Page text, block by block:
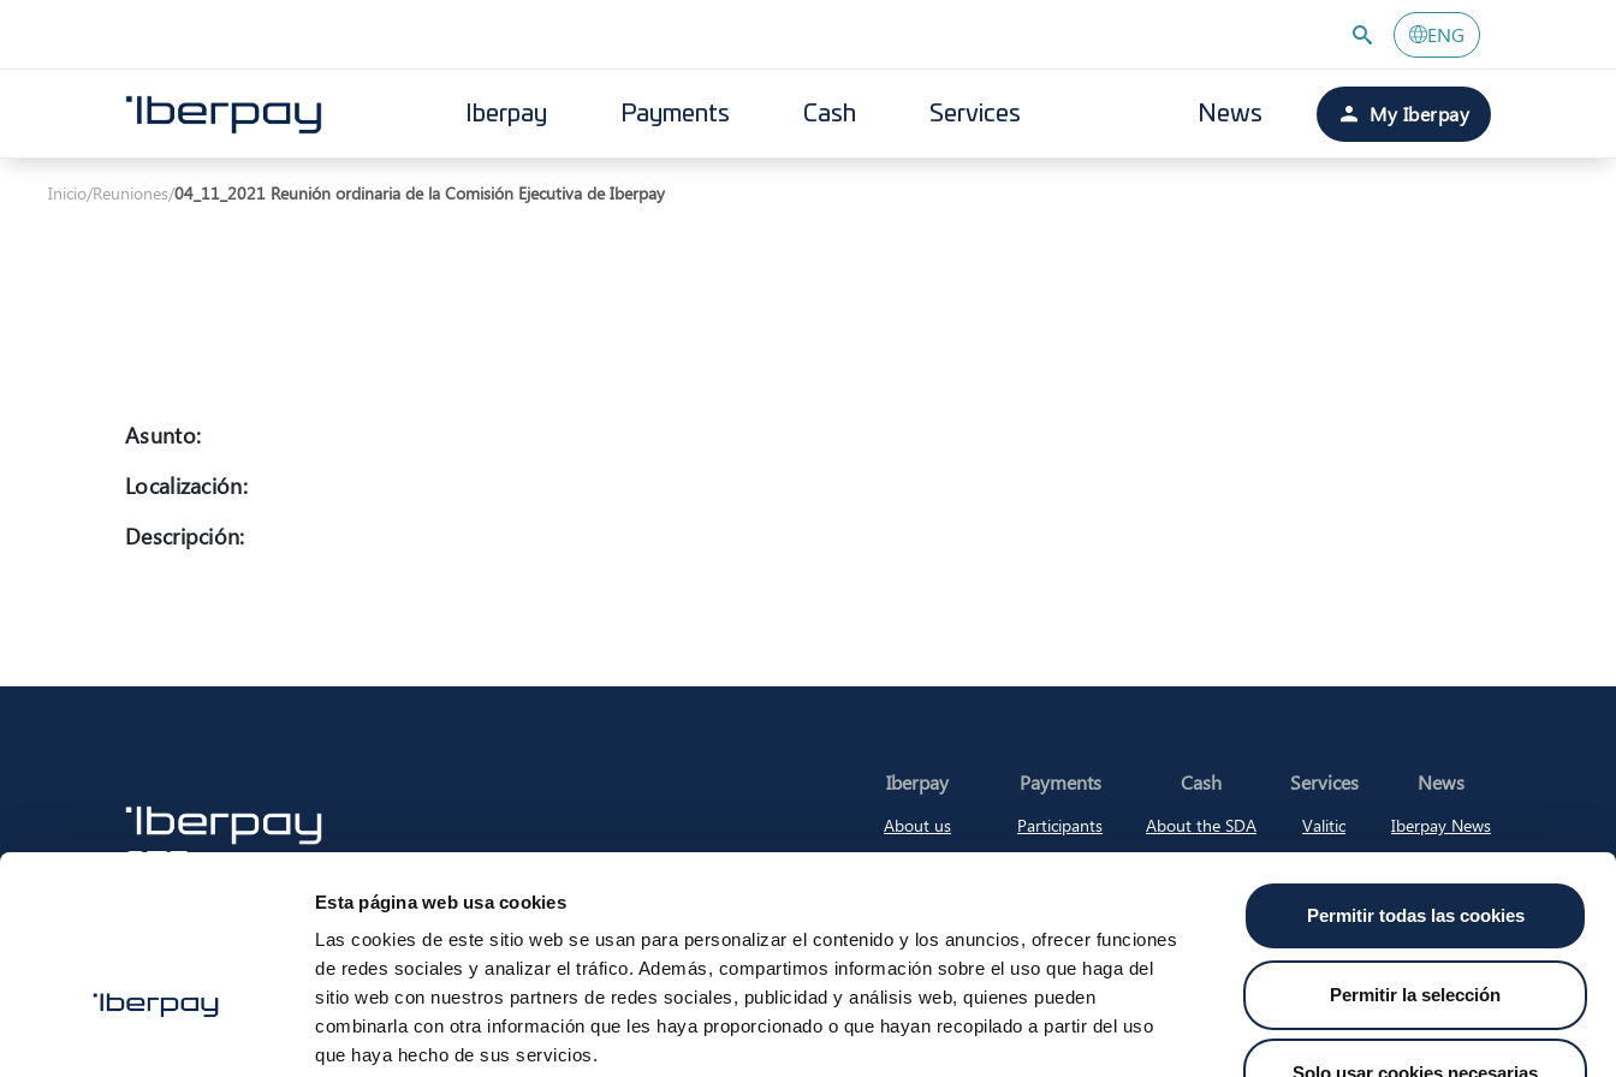
Esta página web usa cookies
Las cookies de este sitio web se usan para personalizar el contenido y los anuncios, ofrecer funciones
de redes sociales y analizar el tráfico. Además, compartimos información sobre el uso que haga del
sitio web con nuestros partners de redes sociales, publicidad y análisis web, quienes pueden
combinarla con otra información que les haya proporcionado o que hayan recopilado a partir del uso
que haya hecho de sus servicios.
Permitir todas las cookies
Permitir la selección
Solo usar cookies necesarias
ENG
Iberpay
Iberpay Payments Cash Services News My Iberpay
Inicio/Reuniones/04_11_2021 Reunión ordinaria de la Comisión Ejecutiva de Iberpay
Asunto:
Localización:
Descripción:
Iberpay
About us
Annual Reports
Payments
Participants
Instant Credit Transfers
Cash
About the SDA
Services
Valitic
Payguard
Account Switching
News
Iberpay News
Contact Us Whistleblower Channel MyCase